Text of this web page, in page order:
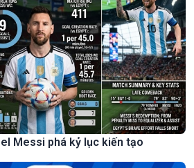
Messi phá kỷ lục kiến tạo